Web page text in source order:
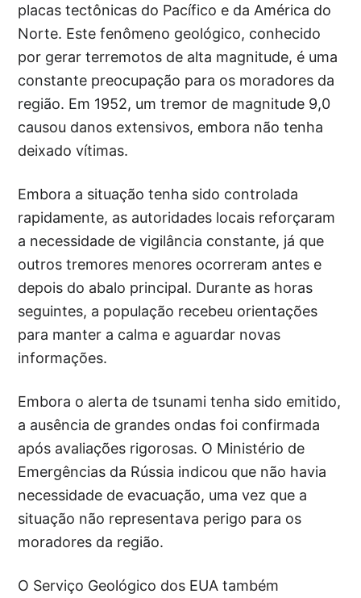
placas tectônicas do Pacífico e da América do
Norte. Este fenômeno geológico, conhecido
por gerar terremotos de alta magnitude, é uma
constante preocupação para os moradores da
região. Em 1952, um tremor de magnitude 9,0
causou danos extensivos, embora não tenha
deixado vítimas.
Embora a situação tenha sido controlada
rapidamente, as autoridades locais reforçaram
a necessidade de vigilância constante, já que
outros tremores menores ocorreram antes e
depois do abalo principal. Durante as horas
seguintes, a população recebeu orientações
para manter a calma e aguardar novas
informações.
Embora o alerta de tsunami tenha sido emitido,
a ausência de grandes ondas foi confirmada
após avaliações rigorosas. O Ministério de
Emergências da Rússia indicou que não havia
necessidade de evacuação, uma vez que a
situação não representava perigo para os
moradores da região.
O Serviço Geológico dos EUA também